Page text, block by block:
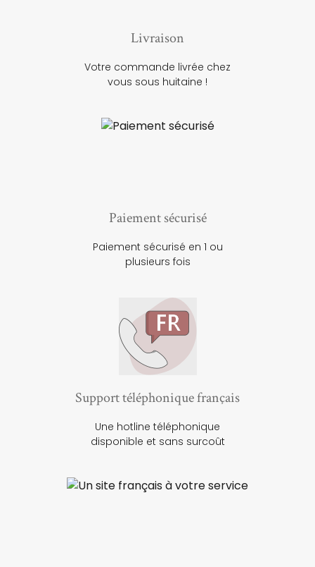
Livraison
Votre commande livrée chez
vous sous huitaine !
Paiement sécurisé
Paiement sécurisé en 1 ou
plusieurs fois
Support téléphonique français
Une hotline téléphonique
disponible et sans surcoût